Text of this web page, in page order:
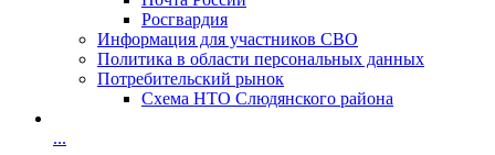
Росгвардия
Информация для участников СВО
Политика в области персональных данных
Потребительский рынок
Схема НТО Слюдянского района
...